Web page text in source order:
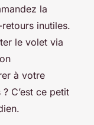
la
inutiles.
le volet via
à votre
C’est ce petit